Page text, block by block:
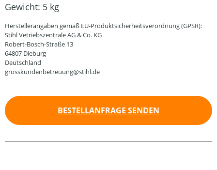
Gewicht: 5 kg
Herstellerangaben gemäß EU-Produktsicherheitsverordnung (GPSR):
Stihl Vetriebszentrale AG & Co. KG
Robert-Bosch-Straße 13
64807 Dieburg
Deutschland
grosskundenbetreuung@stihl.de
BESTELLANFRAGE SENDEN